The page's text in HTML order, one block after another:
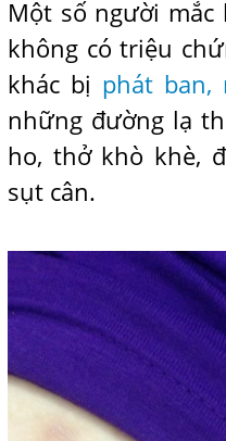
Một số người
không có triệu
khác bị phát ban,
những đường lạ
ho, thở khò khè,
sụt cân.